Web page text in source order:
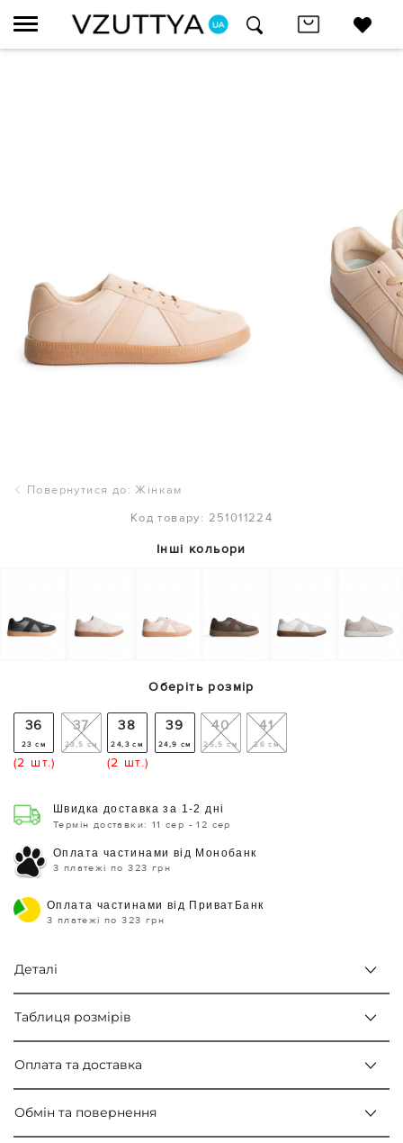
Повернутися до: Жінкам
Код товару: 251011224
Інші кольори
Оберіть розмір
36
23 см
(2 шт.)
37
23,5 см
38
24,3 см
(2 шт.)
39
24,9 см
40
25,5 см
41
26 см
Швидка доставка за 1-2 дні
Термін доставки: 11 сер - 12 сер
Оплата частинами від Монобанк
3 платежі по 323 грн
Оплата частинами від ПриватБанк
3 платежі по 323 грн
Деталі
Таблиця розмірів
Оплата та доставка
Обмін та повернення